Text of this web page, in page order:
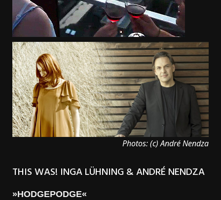
Photos: (c) André Nendza
THIS WAS! INGA LÜHNING & ANDRÉ NENDZA
»HODGEPODGE«